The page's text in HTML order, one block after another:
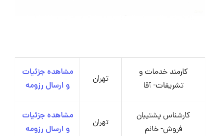
کارمند خدمات و
تشریفات- آقا
تهران
مشاهده جزئیات
و ارسال رزومه
کارشناس پشتیبان
فروش- خانم
تهران
مشاهده جزئیات
و ارسال رزومه